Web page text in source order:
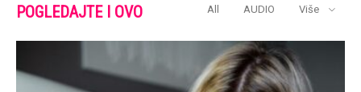
POGLEDAJTE I OVO All AUDIO Više